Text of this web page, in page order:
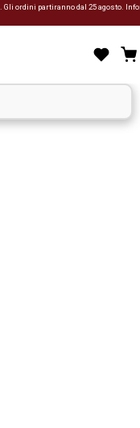
. Gli ordini partiranno dal 25 agosto. Info: